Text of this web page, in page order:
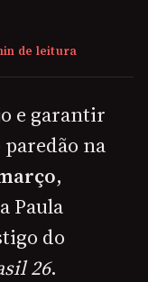
de leitura
e garantir
na
,
Paula
do
26.